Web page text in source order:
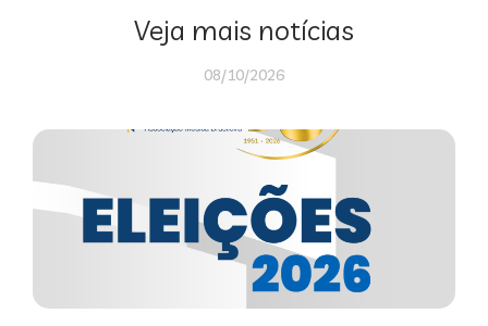
Veja mais notícias
08/10/2026